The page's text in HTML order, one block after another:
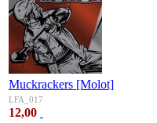
Muckrackers [Molot]
LFA_017
12,00